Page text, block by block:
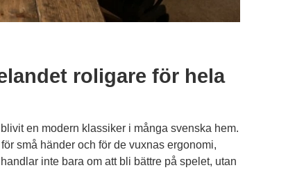
roligare för hela
en modern klassiker i många svenska hem.
små händer och för de vuxnas ergonomi,
handlar inte bara om att bli bättre på spelet, utan